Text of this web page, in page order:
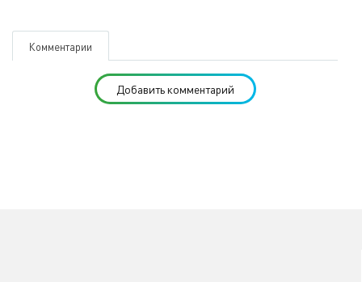
Комментарии
Добавить комментарий